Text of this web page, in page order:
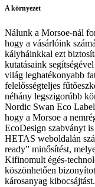
A környezet
Nálunk a Morsoe-nál
hogy a vásárlóink
kályháinkkal ezt
kutatásaink
világ leghatékonyabb
felelősségteljes
néhány legszigorúbb
Nordic Swan Eco
hogy a Morsoe a
EcoDesign szabványt
HETAS weboldalán
ready” minősítést,
Kifinomult égés-
köszönhetően
károsanyag kibocsájtást.